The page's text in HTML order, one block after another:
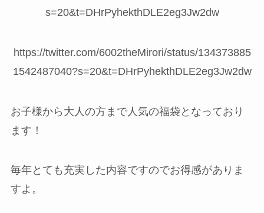
s=20&t=DHrPyhekthDLE2eg3Jw2dw
https://twitter.com/6002theMirori/status/134373885
1542487040?s=20&t=DHrPyhekthDLE2eg3Jw2dw
お子様から大人の方まで人気の福袋となっており
ます！
毎年とても充実した内容ですのでお得感がありま
すよ。